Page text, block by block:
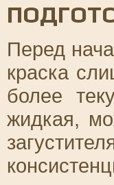
Перед
краска
более
жидкая,